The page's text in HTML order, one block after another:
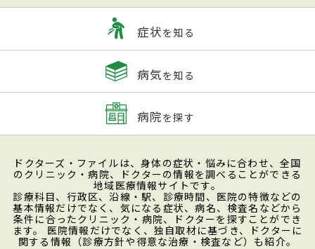
症状を知る
病気を知る
病院を探す
ドクターズ・ファイルは、身体の症状・悩みに合わせ、全国
のクリニック・病院、ドクターの情報を調べることができる
地域医療情報サイトです。
診療科目、行政区、沿線・駅、診療時間、医院の特徴などの
基本情報だけでなく、気になる症状、病名、検査名などから
条件に合ったクリニック・病院、ドクターを探すことができ
ます。 医院情報だけでなく、独自取材に基づき、ドクターに
関する情報（診療方針や得意な治療・検査など）も紹介。